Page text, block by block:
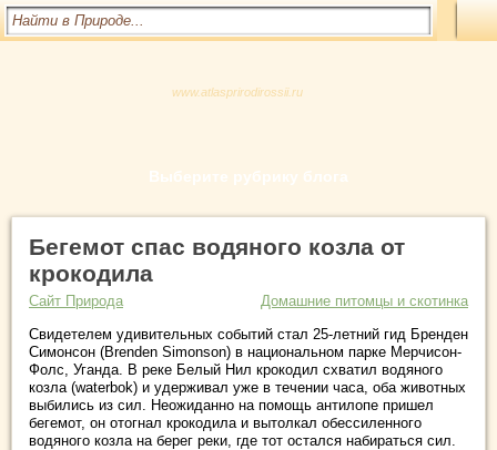
www.atlasprirodirossii.ru
Выберите рубрику блога
Бегемот спас водяного козла от
крокодила
Сайт Природа
Домашние питомцы и скотинка
Свидетелем удивительных событий стал 25-летний гид Бренден
Симонсон (Brenden Simonson) в национальном парке Мерчисон-
Фолс, Уганда. В реке Белый Нил крокодил схватил водяного
козла (waterbok) и удерживал уже в течении часа, оба животных
выбились из сил. Неожиданно на помощь антилопе пришел
бегемот, он отогнал крокодила и вытолкал обессиленного
водяного козла на берег реки, где тот остался набираться сил.